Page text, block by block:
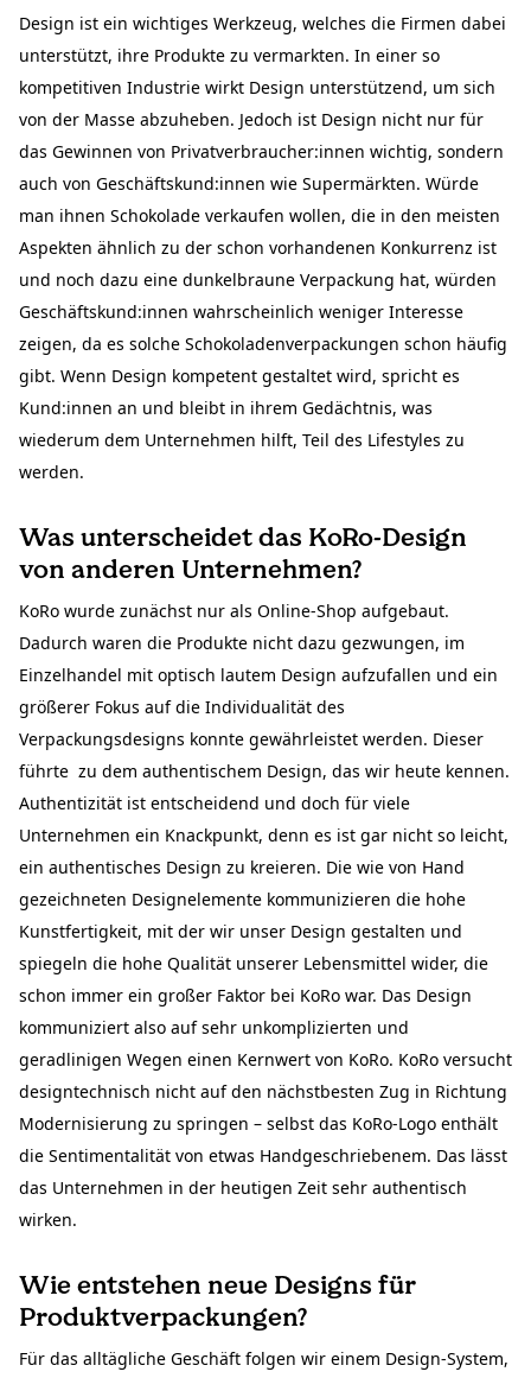
Design ist ein wichtiges Werkzeug, welches die Firmen dabei
unterstützt, ihre Produkte zu vermarkten. In einer so
kompetitiven Industrie wirkt Design unterstützend, um sich
von der Masse abzuheben. Jedoch ist Design nicht nur für
das Gewinnen von Privatverbraucher:innen wichtig, sondern
auch von Geschäftskund:innen wie Supermärkten. Würde
man ihnen Schokolade verkaufen wollen, die in den meisten
Aspekten ähnlich zu der schon vorhandenen Konkurrenz ist
und noch dazu eine dunkelbraune Verpackung hat, würden
Geschäftskund:innen wahrscheinlich weniger Interesse
zeigen, da es solche Schokoladenverpackungen schon häufig
gibt. Wenn Design kompetent gestaltet wird, spricht es
Kund:innen an und bleibt in ihrem Gedächtnis, was
wiederum dem Unternehmen hilft, Teil des Lifestyles zu
werden.
Was unterscheidet das KoRo-Design
von anderen Unternehmen?
KoRo wurde zunächst nur als Online-Shop aufgebaut.
Dadurch waren die Produkte nicht dazu gezwungen, im
Einzelhandel mit optisch lautem Design aufzufallen und ein
größerer Fokus auf die Individualität des
Verpackungsdesigns konnte gewährleistet werden. Dieser
führte zu dem authentischem Design, das wir heute kennen.
Authentizität ist entscheidend und doch für viele
Unternehmen ein Knackpunkt, denn es ist gar nicht so leicht,
ein authentisches Design zu kreieren. Die wie von Hand
gezeichneten Designelemente kommunizieren die hohe
Kunstfertigkeit, mit der wir unser Design gestalten und
spiegeln die hohe Qualität unserer Lebensmittel wider, die
schon immer ein großer Faktor bei KoRo war. Das Design
kommuniziert also auf sehr unkomplizierten und
geradlinigen Wegen einen Kernwert von KoRo. KoRo versucht
designtechnisch nicht auf den nächstbesten Zug in Richtung
Modernisierung zu springen – selbst das KoRo-Logo enthält
die Sentimentalität von etwas Handgeschriebenem. Das lässt
das Unternehmen in der heutigen Zeit sehr authentisch
wirken.
Wie entstehen neue Designs für
Produktverpackungen?
Für das alltägliche Geschäft folgen wir einem Design-System,